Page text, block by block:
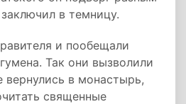
в темницу.
и пообещали
Так они вызволили
вернулись в монастырь,
священные